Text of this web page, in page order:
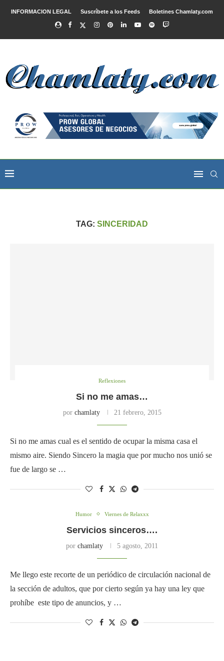
INFORMACION LEGAL Suscríbete a los Feeds Boletines Chamlaty.com
TAG: SINCERIDAD
Reflexiones
Si no me amas…
por chamlaty 21 febrero, 2015
Si no me amas cual es el sentido de ocupar la misma casa el
mismo aire. Siendo Sincero la magia que por mucho nos unió se
fue de largo se …
Humor Viernes de Relaxxx
Servicios sinceros….
por chamlaty 5 agosto, 2011
Me llego este recorte de un periódico de circulación nacional de
la sección de adultos, que por cierto según ya hay una ley que
prohíbe este tipo de anuncios, y …